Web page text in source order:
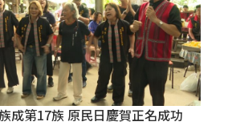
成第17族 原民日慶賀正名成功